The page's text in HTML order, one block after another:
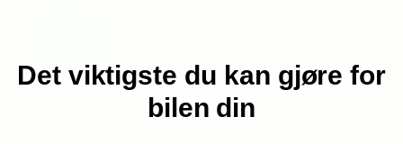
Det viktigste du kan gjøre for
bilen din